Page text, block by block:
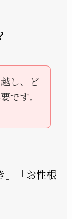
し、ど
です。
」「お性根